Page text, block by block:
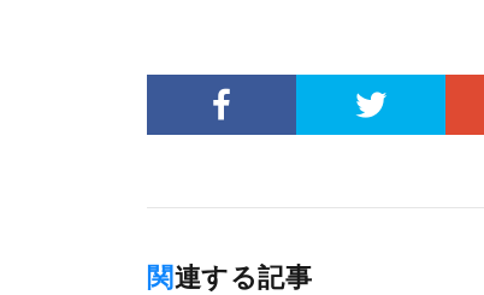
関連する記事